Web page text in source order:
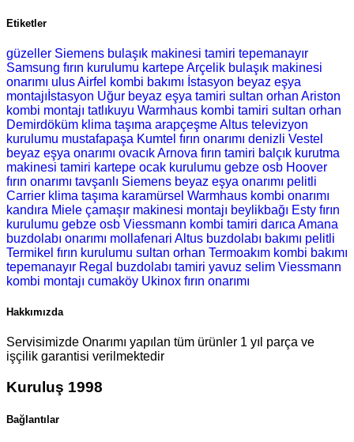
Etiketler
güzeller Siemens bulaşık makinesi tamiri tepemanayır
Samsung fırın kurulumu kartepe Arçelik bulaşık makinesi
onarımı ulus Airfel kombi bakımı İstasyon beyaz eşya
montajıİstasyon Uğur beyaz eşya tamiri sultan orhan Ariston
kombi montajı tatlıkuyu Warmhaus kombi tamiri sultan orhan
Demirdöküm klima taşıma arapçeşme Altus televizyon
kurulumu mustafapaşa Kumtel fırın onarımı denizli Vestel
beyaz eşya onarımı ovacık Arnova fırın tamiri balçık kurutma
makinesi tamiri kartepe ocak kurulumu gebze osb Hoover
fırın onarımı tavşanlı Siemens beyaz eşya onarımı pelitli
Carrier klima taşıma karamürsel Warmhaus kombi onarımı
kandıra Miele çamaşır makinesi montajı beylikbağı Esty fırın
kurulumu gebze osb Viessmann kombi tamiri darıca Amana
buzdolabı onarımı mollafenari Altus buzdolabı bakımı pelitli
Termikel fırın kurulumu sultan orhan Termoakım kombi bakımı
tepemanayır Regal buzdolabı tamiri yavuz selim Viessmann
kombi montajı cumaköy Ukinox fırın onarımı
Hakkımızda
Servisimizde Onarımı yapılan tüm ürünler 1 yıl parça ve
işçilik garantisi verilmektedir
Kuruluş 1998
Bağlantılar